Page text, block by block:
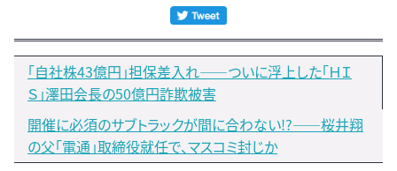
「自社株43億円」担保差入れ――ついに浮上した「ＨＩ
Ｓ」澤田会長の50億円詐欺被害
開催に必須のサブトラックが間に合わない!?――桜井翔
の父「電通」取締役就任で、マスコミ封じか